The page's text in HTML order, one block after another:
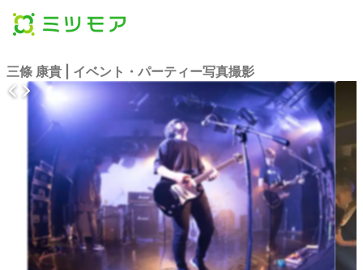
三條 康貴 | イベント・パーティー写真撮影